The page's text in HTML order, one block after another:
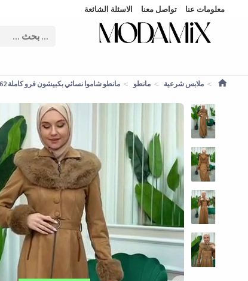
معلومات عنا تواصل معنا الاسئلة الشائعة
ملابس شرعية مانطو مانطو شاموا نسائي بكبيشون فرو كاملة 1362 - عسلي